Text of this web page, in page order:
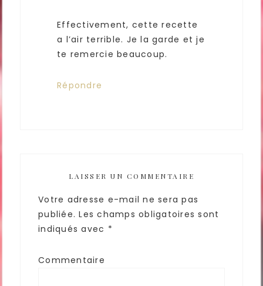
Effectivement, cette recette
a l’air terrible. Je la garde et je
te remercie beaucoup.
Répondre
LAISSER UN COMMENTAIRE
Votre adresse e-mail ne sera pas
publiée. Les champs obligatoires sont
indiqués avec *
Commentaire